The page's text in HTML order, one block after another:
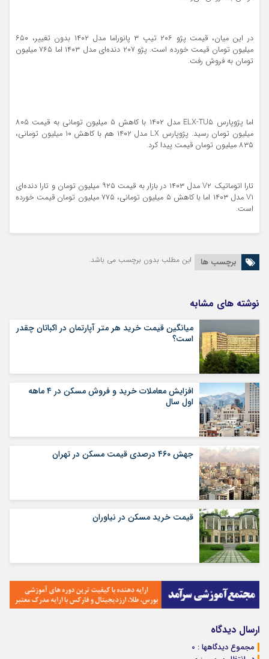
در این میان، قیمت پژو ۲۰۶ تیپ ۳ پانوراما مدل ۱۴۰۲ بدون تغییر، ۶۵۰
میلیون تومان قیمت خورده است. پژو ۲۰۷ دنده‌ای مدل ۱۴۰۳ اما ۷۶۵ میلیون
تومان به فروش رفت.
اما پژوپارس ELX-TU۵ مدل ۱۴۰۲ با کاهش ۵ میلیون تومانی به قیمت ۸۰۵
میلیون تومان رسید. پژوپارس LX مدل ۱۴۰۲ هم با کاهش ۱۰ میلیون تومانی،
۸۳۵ میلیون تومان قیمت پیدا کرد.
تارا اتوماتیک V۲ مدل ۱۴۰۳ در بازار به قیمت ۹۲۵ میلیون تومان و تارا دنده‌ای
V۱ مدل ۱۴۰۳ اما با کاهش ۵ میلیون تومانی، ۷۷۵ میلیون تومان قیمت خورده
است.
برچسب ها این مطلب بدون برچسب می باشد.
نوشته های مشابه
میانگین قیمت خرید هر متر آپارتمان در اکباتان چقدر
است؟
افزایش معاملات خرید‌ و فروش مسکن در ۴ ماهه
اول سال
جهش ۴۶۰ درصدی قیمت مسکن در تهران
قیمت خرید مسکن در نیاوران
ارسال دیدگاه
مجموع دیدگاهها : 0